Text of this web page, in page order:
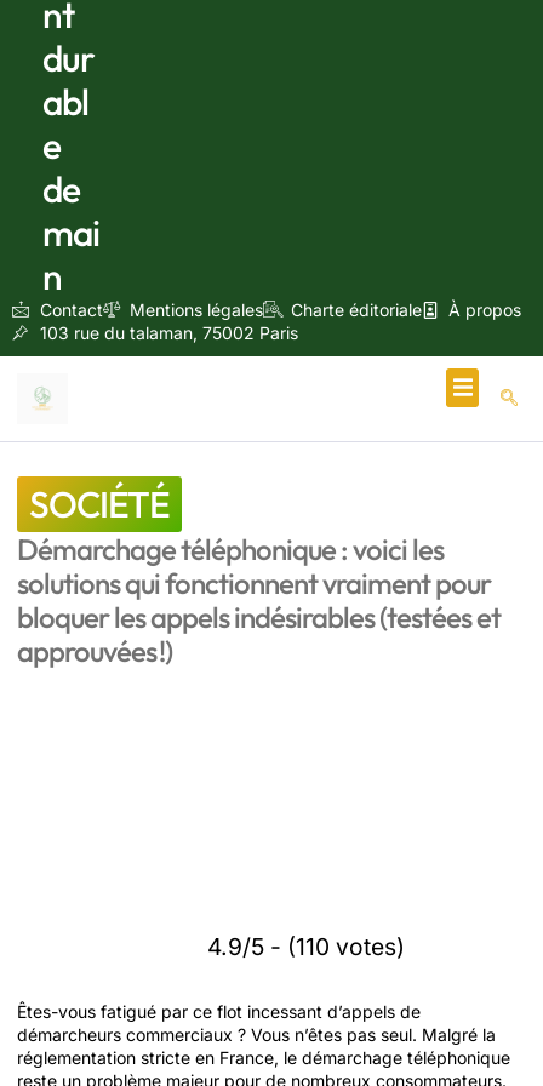
nt
dur
abl
e
de
mai
n
Contact Mentions légales Charte éditoriale
À propos
103 rue du talaman, 75002 Paris
SOCIÉTÉ
Démarchage téléphonique : voici les
solutions qui fonctionnent vraiment pour
bloquer les appels indésirables (testées et
approuvées !)
4.9/5 - (110 votes)
Êtes-vous fatigué par ce flot incessant d’appels de
démarcheurs commerciaux ? Vous n’êtes pas seul. Malgré la
réglementation stricte en France, le démarchage téléphonique
reste un problème majeur pour de nombreux consommateurs.